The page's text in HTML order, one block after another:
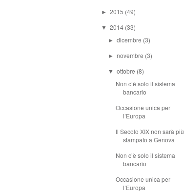
► 2015 (49)
▼ 2014 (33)
►dicembre (3)
►novembre (3)
▼ottobre (8)
Non c’è solo il sistema
bancario
Occasione unica per
l’Europa
Il Secolo XIX non sarà più
stampato a Genova
Non c’è solo il sistema
bancario
Occasione unica per
l’Europa